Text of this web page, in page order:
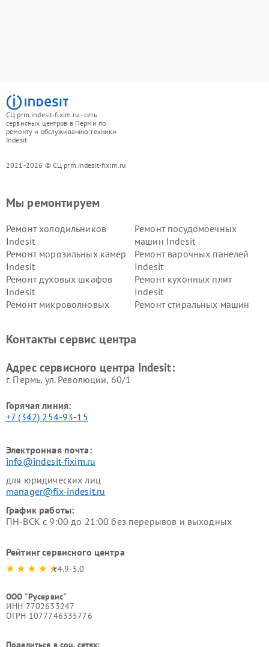
СЦ prm.indesit-fixim.ru - сеть
сервисных центров в Перми по
ремонту и обслуживанию техники
Indesit
2021-2026 © СЦ prm.indesit-fixim.ru
Мы ремонтируем
Ремонт холодильников
Indesit
Ремонт посудомоечных
машин Indesit
Ремонт морозильных камер
Indesit
Ремонт варочных панелей
Indesit
Ремонт духовых шкафов
Indesit
Ремонт кухонных плит
Indesit
Ремонт микроволновых
Ремонт стиральных машин
Indesit
Indesit
Контакты сервис центра
Адрес сервисного центра Indesit:
г. Пермь, ул. ​Революции, 60/1
Горячая линия:
+7 (342) 254-93-15
Электронная почта:
info@indesit-fixim.ru
для юридических лиц
manager@fix-indesit.ru
График работы:
ПН-ВСК с 9:00 до 21:00 без перерывов и выходных
Рейтинг сервисного центра
4.9-5.0
ООО "Русервис"
ИНН 7702633247
ОГРН 1077746335776
Поделиться в соц. сетях: